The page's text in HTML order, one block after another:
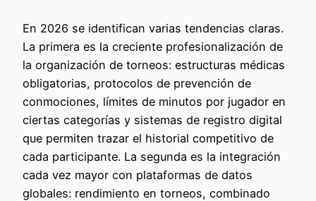
En 2026 se identifican varias tendencias claras.
La primera es la creciente profesionalización de
la organización de torneos: estructuras médicas
obligatorias, protocolos de prevención de
conmociones, límites de minutos por jugador en
ciertas categorías y sistemas de registro digital
que permiten trazar el historial competitivo de
cada participante. La segunda es la integración
cada vez mayor con plataformas de datos
globales: rendimiento en torneos, combinado